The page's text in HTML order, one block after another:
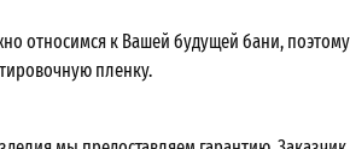
относимся к Вашей будущей бани,
пленку.